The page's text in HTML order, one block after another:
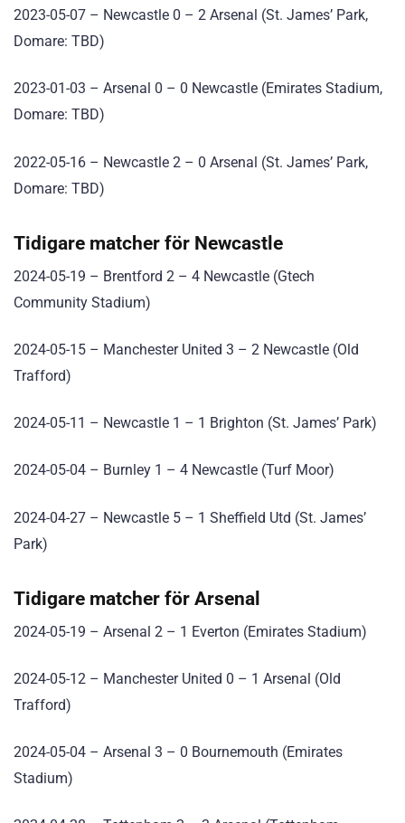
2023-05-07 – Newcastle 0 – 2 Arsenal (St. James’ Park,
Domare: TBD)
2023-01-03 – Arsenal 0 – 0 Newcastle (Emirates Stadium,
Domare: TBD)
2022-05-16 – Newcastle 2 – 0 Arsenal (St. James’ Park,
Domare: TBD)
Tidigare matcher för Newcastle
2024-05-19 – Brentford 2 – 4 Newcastle (Gtech
Community Stadium)
2024-05-15 – Manchester United 3 – 2 Newcastle (Old
Trafford)
2024-05-11 – Newcastle 1 – 1 Brighton (St. James’ Park)
2024-05-04 – Burnley 1 – 4 Newcastle (Turf Moor)
2024-04-27 – Newcastle 5 – 1 Sheffield Utd (St. James’
Park)
Tidigare matcher för Arsenal
2024-05-19 – Arsenal 2 – 1 Everton (Emirates Stadium)
2024-05-12 – Manchester United 0 – 1 Arsenal (Old
Trafford)
2024-05-04 – Arsenal 3 – 0 Bournemouth (Emirates
Stadium)